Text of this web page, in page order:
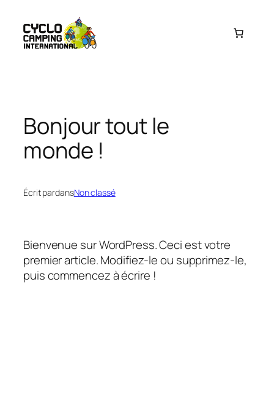
contenu
Bonjour tout le
monde !
Écrit pardansNon classé
Bienvenue sur WordPress. Ceci est votre
premier article. Modifiez-le ou supprimez-le,
puis commencez à écrire !